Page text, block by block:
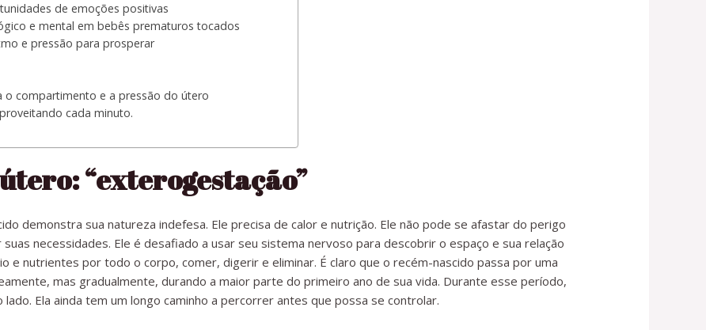
de emoções positivas
e mental em bebês prematuros tocados
e pressão para prosperar
compartimento e a pressão do útero
cada minuto.
“exterogestação”
demonstra sua natureza indefesa. Ele precisa de calor e nutrição. Ele não pode se afastar do perigo
necessidades. Ele é desafiado a usar seu sistema nervoso para descobrir o espaço e sua relação
e nutrientes por todo o corpo, comer, digerir e eliminar. É claro que o recém-nascido passa por uma
mas gradualmente, durando a maior parte do primeiro ano de sua vida. Durante esse período,
Ela ainda tem um longo caminho a percorrer antes que possa se controlar.